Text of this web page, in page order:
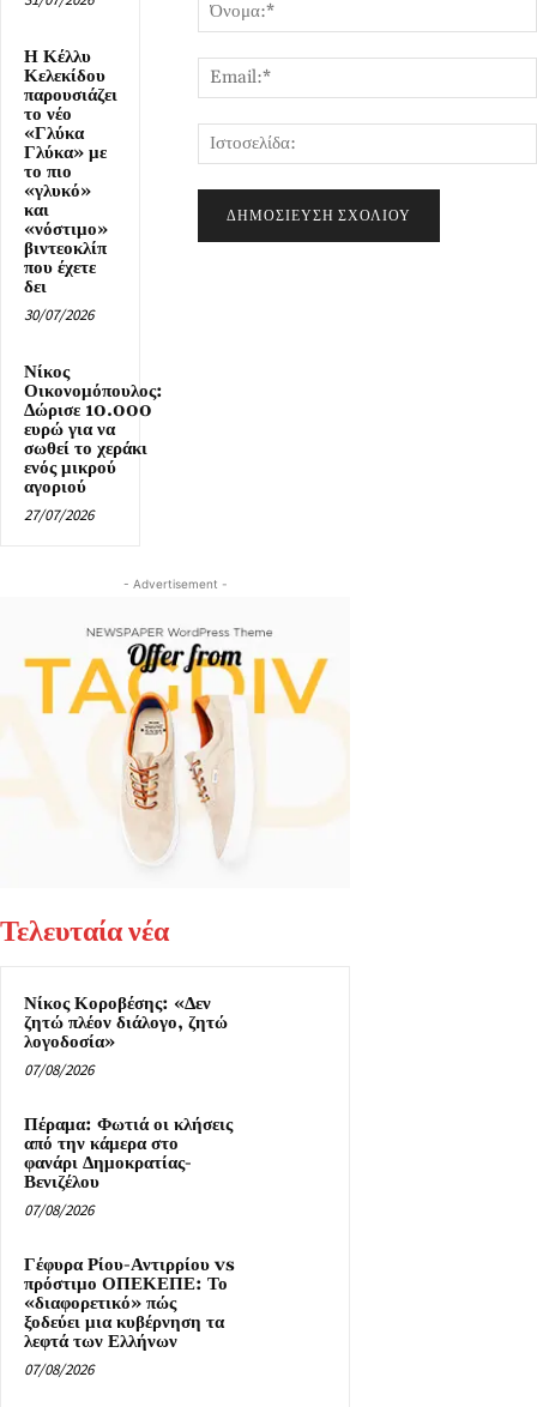
Η Κέλλυ
Κελεκίδου
παρουσιάζει
το νέο
«Γλύκα
Γλύκα» με
το πιο
«γλυκό»
και
«νόστιμο»
βιντεοκλίπ
που έχετε
δει
30/07/2026
Νίκος
Οικονομόπουλος:
Δώρισε 10.000
ευρώ για να
σωθεί το χεράκι
ενός μικρού
αγοριού
27/07/2026
- Advertisement -
Τελευταία νέα
Νίκος Κοροβέσης: «Δεν
ζητώ πλέον διάλογο, ζητώ
λογοδοσία»
07/08/2026
Πέραμα: Φωτιά οι κλήσεις
από την κάμερα στο
φανάρι Δημοκρατίας-
Βενιζέλου
07/08/2026
Γέφυρα Ρίου-Αντιρρίου vs
πρόστιμο ΟΠΕΚΕΠΕ: Το
«διαφορετικό» πώς
ξοδεύει μια κυβέρνηση τα
λεφτά των Ελλήνων
07/08/2026